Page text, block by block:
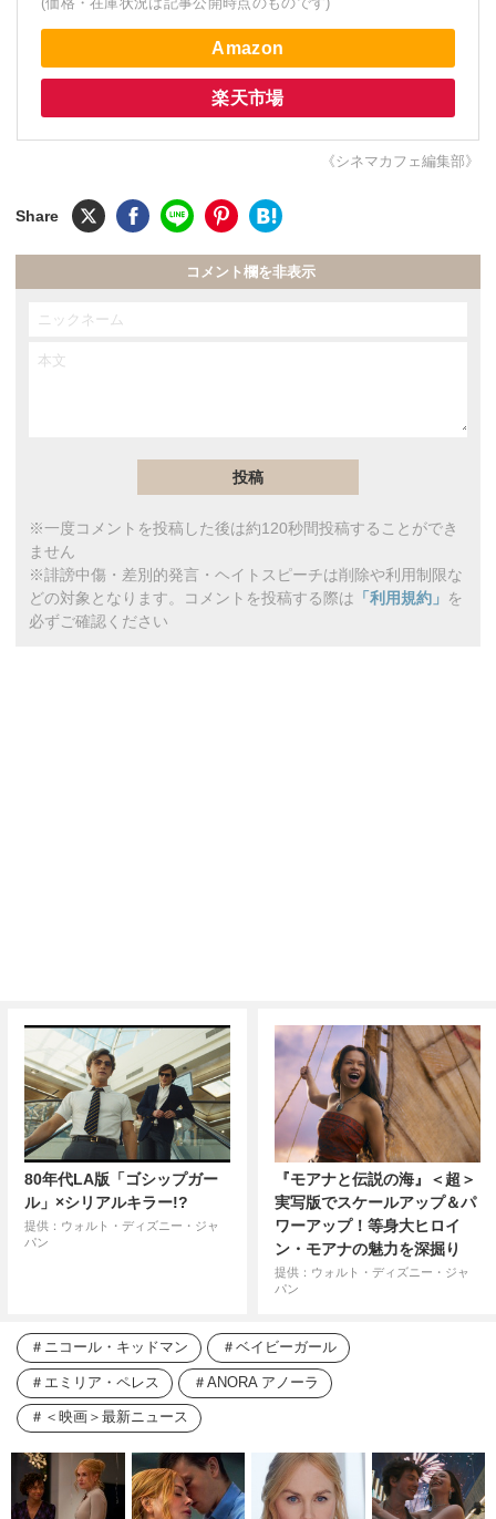
Amazon
楽天市場
《シネマカフェ編集部》
コメント欄を非表示
※一度コメントを投稿した後は約120秒間投稿することができ
ません
※誹謗中傷・差別的発言・ヘイトスピーチは削除や利用制限な
どの対象となります。コメントを投稿する際は 「利用規約」 を
必ずご確認ください
80年代LA版「ゴシップガー
ル」×シリアルキラー!?
提供：ウォルト・ディズニー・ジャ
パン
『モアナと伝説の海』＜超＞
実写版でスケールアップ＆パ
ワーアップ！等身大ヒロイ
ン・モアナの魅力を深掘り
提供：ウォルト・ディズニー・ジャ
パン
ニコール・キッドマン ベイビーガール
エミリア・ペレス ANORA アノーラ
＜映画＞最新ニュース